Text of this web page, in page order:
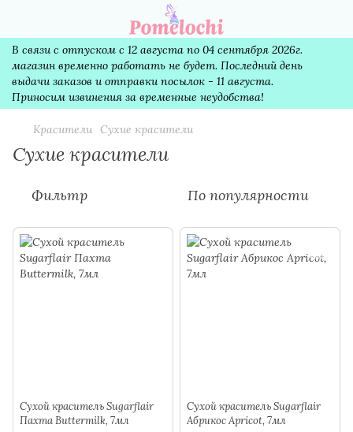
В связи с отпуском с 12 августа по 04 сентября 2026г.
магазин временно работать не будет. Последний день
выдачи заказов и отправки посылок - 11 августа.
Приносим извинения за временные неудобства!
Красители Сухие красители
Сухие красители
Фильтр По популярности
Сухой краситель Sugarflair
Пахта Buttermilk, 7мл
Сухой краситель Sugarflair
Абрикос Apricot, 7мл